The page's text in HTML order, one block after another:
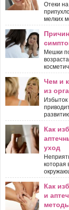
Отеки
мелких
Мешки
Чем и
из
Избыток
Как
уход
которая
Как
и